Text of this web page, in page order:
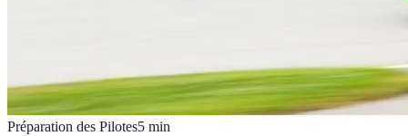
Préparation des Pilotes5 min